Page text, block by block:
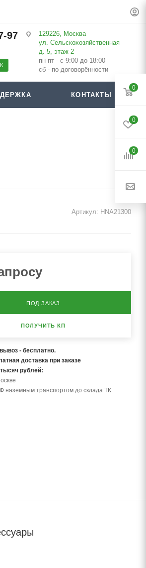
97
129226, Москва
ул. Сельскохозяйственная
д. 5, этаж 2
пн-пт - с 9:00 до 18:00
сб - по договорённости
КОНТАКТЫ
Артикул: HNA21300
ПОД ЗАКАЗ
ПОЛУЧИТЬ КП
- бесплатно.
доставка при заказе
рублей:
наземным транспортом до склада ТК
0
0
0